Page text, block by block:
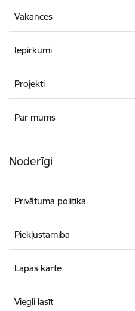
Vakances
Iepirkumi
Projekti
Par mums
Noderīgi
Privātuma politika
Piekļūstamība
Lapas karte
Viegli lasīt